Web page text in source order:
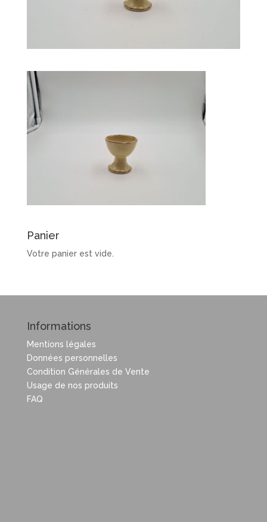
Panier
Votre panier est vide.
Informations
Mentions légales
Données personnelles
Condition Générales de Vente
Usage de nos produits
FAQ